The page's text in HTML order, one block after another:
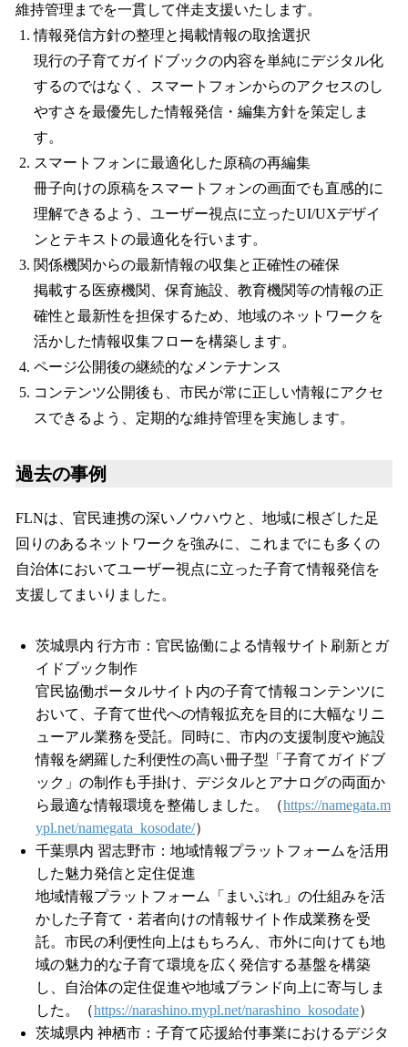
維持管理までを一貫して伴走支援いたします。
情報発信方針の整理と掲載情報の取捨選択
現行の子育てガイドブックの内容を単純にデジタル化
するのではなく、スマートフォンからのアクセスのし
やすさを最優先した情報発信・編集方針を策定しま
す。
スマートフォンに最適化した原稿の再編集
冊子向けの原稿をスマートフォンの画面でも直感的に
理解できるよう、ユーザー視点に立ったUI/UXデザイ
ンとテキストの最適化を行います。
関係機関からの最新情報の収集と正確性の確保
掲載する医療機関、保育施設、教育機関等の情報の正
確性と最新性を担保するため、地域のネットワークを
活かした情報収集フローを構築します。
ページ公開後の継続的なメンテナンス
コンテンツ公開後も、市民が常に正しい情報にアクセ
スできるよう、定期的な維持管理を実施します。
過去の事例
FLNは、官民連携の深いノウハウと、地域に根ざした足
回りのあるネットワークを強みに、これまでにも多くの
自治体においてユーザー視点に立った子育て情報発信を
支援してまいりました。
茨城県内 行方市：官民協働による情報サイト刷新とガ
イドブック制作
官民協働ポータルサイト内の子育て情報コンテンツに
おいて、子育て世代への情報拡充を目的に大幅なリニ
ューアル業務を受託。同時に、市内の支援制度や施設
情報を網羅した利便性の高い冊子型「子育てガイドブ
ック」の制作も手掛け、デジタルとアナログの両面か
ら最適な情報環境を整備しました。（https://namegata.m
ypl.net/namegata_kosodate/）
千葉県内 習志野市：地域情報プラットフォームを活用
した魅力発信と定住促進
地域情報プラットフォーム「まいぷれ」の仕組みを活
かした子育て・若者向けの情報サイト作成業務を受
託。市民の利便性向上はもちろん、市外に向けても地
域の魅力的な子育て環境を広く発信する基盤を構築
し、自治体の定住促進や地域ブランド向上に寄与しま
した。（https://narashino.mypl.net/narashino_kosodate）
茨城県内 神栖市：子育て応援給付事業におけるデジタ